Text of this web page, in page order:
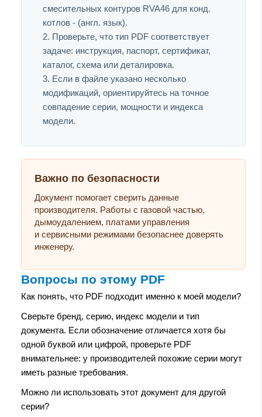
смесительных контуров RVA46 для конд.
котлов - (англ. язык).
Проверьте, что тип PDF соответствует
задаче: инструкция, паспорт, сертификат,
каталог, схема или деталировка.
Если в файле указано несколько
модификаций, ориентируйтесь на точное
совпадение серии, мощности и индекса
модели.
Важно по безопасности
Документ помогает сверить данные
производителя. Работы с газовой частью,
дымоудалением, платами управления
и сервисными режимами безопаснее доверять
инженеру.
Вопросы по этому PDF
Как понять, что PDF подходит именно к моей модели?
Сверьте бренд, серию, индекс модели и тип
документа. Если обозначение отличается хотя бы
одной буквой или цифрой, проверьте PDF
внимательнее: у производителей похожие серии могут
иметь разные требования.
Можно ли использовать этот документ для другой
серии?